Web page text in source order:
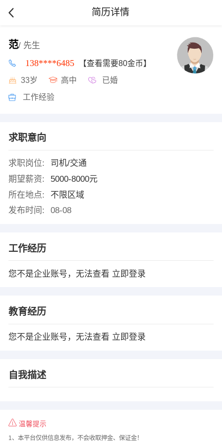
简历详情
范/ 先生
138****6485 【查看需要80金币】
33岁 高中 已婚
工作经验
求职意向
求职岗位:
司机/交通
期望薪资:
5000-8000元
所在地点:
不限区域
发布时间:
08-08
工作经历
您不是企业账号，无法查看 立即登录
教育经历
您不是企业账号，无法查看 立即登录
自我描述
温馨提示
1、本平台仅供信息发布，不会收取押金、保证金！